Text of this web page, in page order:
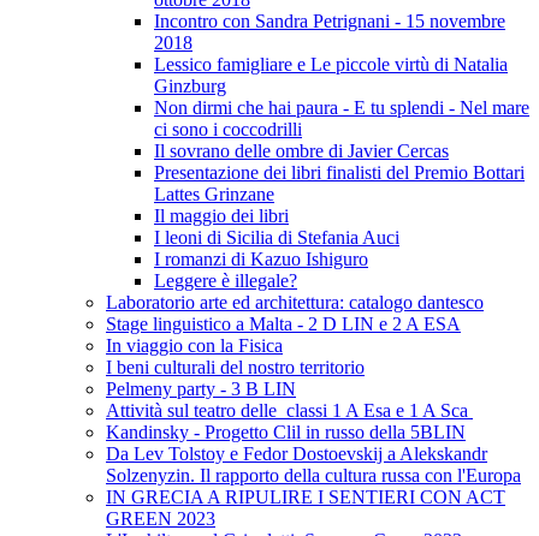
Incontro con Sandra Petrignani - 15 novembre
2018
Lessico famigliare e Le piccole virtù di Natalia
Ginzburg
Non dirmi che hai paura - E tu splendi - Nel mare
ci sono i coccodrilli
Il sovrano delle ombre di Javier Cercas
Presentazione dei libri finalisti del Premio Bottari
Lattes Grinzane
Il maggio dei libri
I leoni di Sicilia di Stefania Auci
I romanzi di Kazuo Ishiguro
Leggere è illegale?
Laboratorio arte ed architettura: catalogo dantesco
Stage linguistico a Malta - 2 D LIN e 2 A ESA
In viaggio con la Fisica
I beni culturali del nostro territorio
Pelmeny party - 3 B LIN
Attività sul teatro delle classi 1 A Esa e 1 A Sca
Kandinsky - Progetto Clil in russo della 5BLIN
Da Lev Tolstoy e Fedor Dostoevskij a Alekskandr
Solzenyzin. Il rapporto della cultura russa con l'Europa
IN GRECIA A RIPULIRE I SENTIERI CON ACT
GREEN 2023